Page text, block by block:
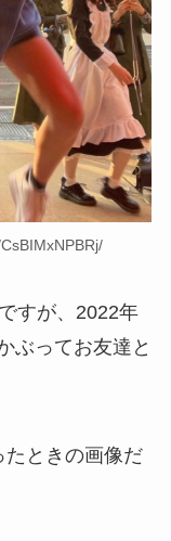
すが、2022年
ぶってお友達と
たときの画像だ